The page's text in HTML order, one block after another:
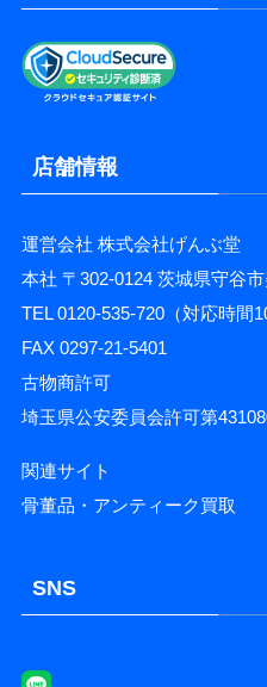
店舗情報
運営会社 株式会社げんぶ堂
本社 〒302-0124 茨城県守谷
TEL 0120-535-720（対応時間
FAX 0297-21-5401
古物商許可
埼玉県公安委員会許可第
関連サイト
骨董品・アンティーク買取
SNS